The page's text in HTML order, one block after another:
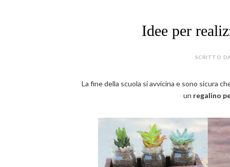
Idee per
SCRITTO
La fine della scuola si avvicina e sono sicura
un regalino